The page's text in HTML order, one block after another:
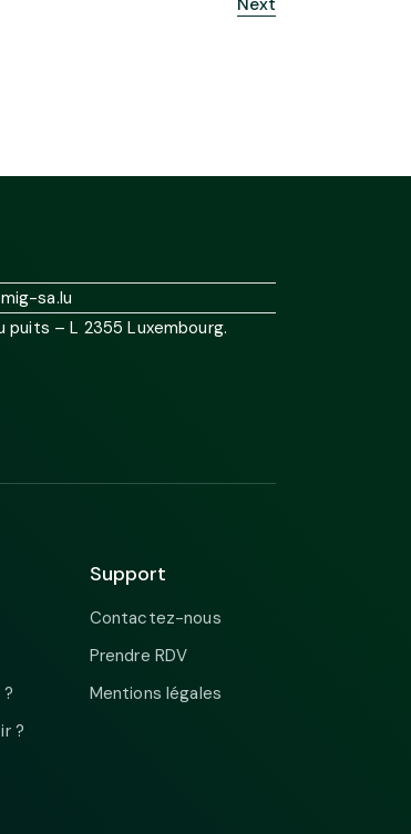
Next
sa.lu
puits – L 2355 Luxembourg.
?
Support
Contactez-nous
Prendre RDV
Mentions légales